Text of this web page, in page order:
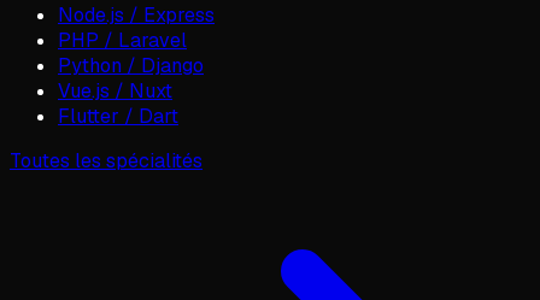
Node.js / Express
PHP / Laravel
Python / Django
Vue.js / Nuxt
Flutter / Dart
Toutes les spécialités